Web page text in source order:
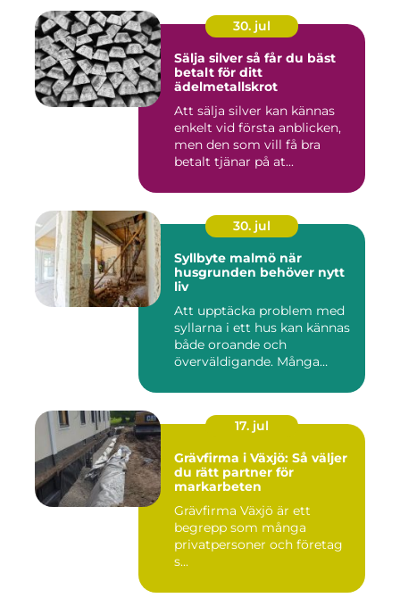
30. jul
Sälja silver så får du bäst
betalt för ditt
ädelmetallskrot
Att sälja silver kan kännas
enkelt vid första anblicken,
men den som vill få bra
betalt tjänar på at...
30. jul
Syllbyte malmö när
husgrunden behöver nytt
liv
Att upptäcka problem med
syllarna i ett hus kan kännas
både oroande och
överväldigande. Många
17. jul
Grävfirma i Växjö: Så väljer
du rätt partner för
markarbeten
Grävfirma Växjö är ett
begrepp som många
privatpersoner och företag
s...